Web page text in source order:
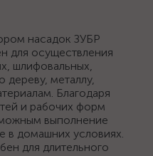
насадок ЗУБР
для осуществления
шлифовальных,
дереву, металлу,
Благодаря
и рабочих форм
выполнение
в домашних условиях.
для длительного